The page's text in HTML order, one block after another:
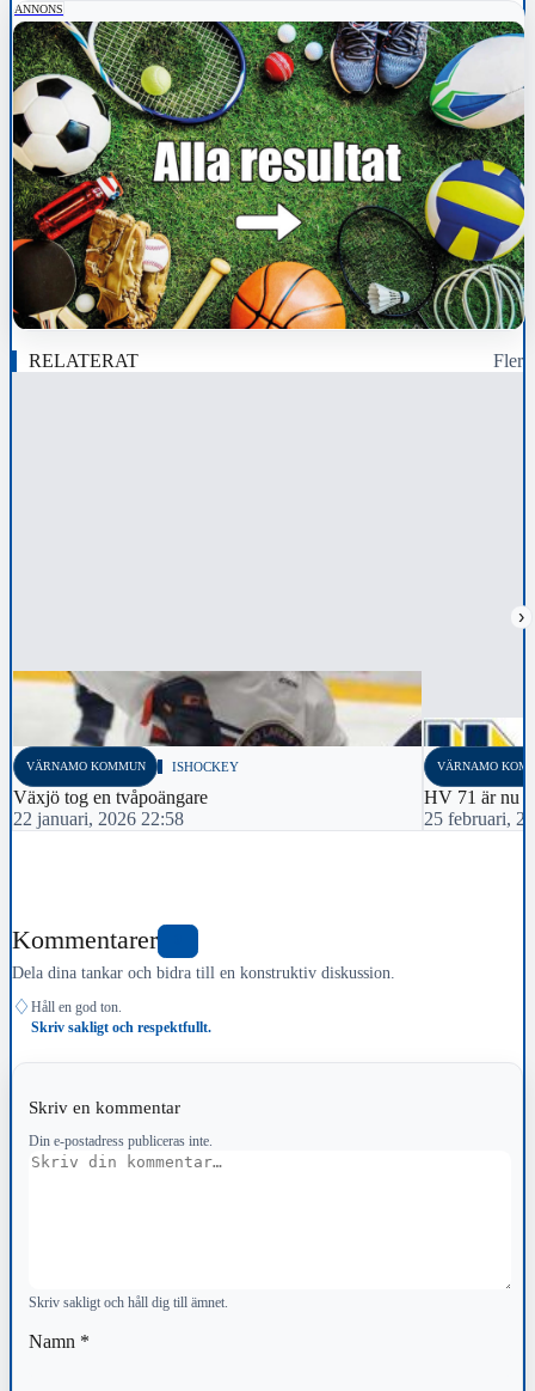
ANNONS
RELATERAT Fler
›
VÄRNAMO KOMMUN ISHOCKEY
Växjö tog en tvåpoängare
22 januari, 2026 22:58
VÄRNAMO
HV 71 är nu
25 februari,
Kommentarer
Dela dina tankar och bidra till en konstruktiv diskussion.
♢ Håll en god ton.
Skriv sakligt och respektfullt.
Skriv en kommentar
Din e-postadress publiceras inte.
Kommentar
Skriv sakligt och håll dig till ämnet.
Namn *